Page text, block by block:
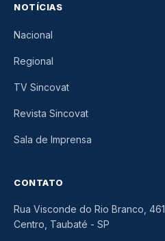
NOTÍCIAS
Nacional
Regional
TV Sincovat
Revista Sincovat
Sala de Imprensa
CONTATO
Rua Visconde do Rio Branco, 461
Centro, Taubaté - SP